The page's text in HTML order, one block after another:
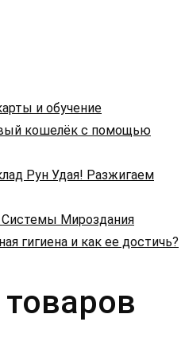
и обучение
кошелёк с помощью
Рун Удая! Разжигаем
Системы Мироздания
гигиена и как ее достичь?